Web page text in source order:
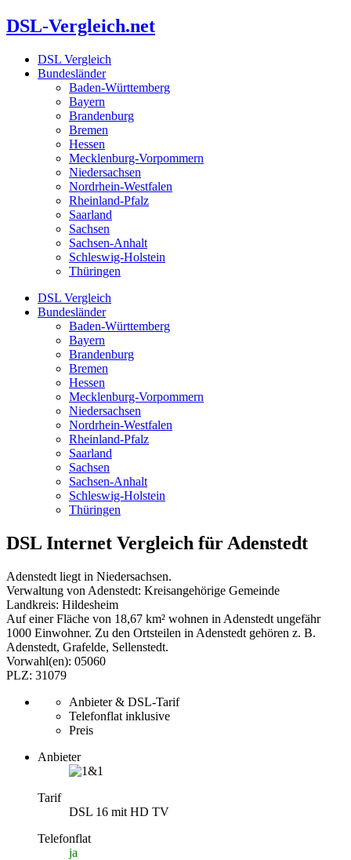
Zum
Inhalt
DSL-Vergleich.net
DSL Vergleich
Bundesländer
Baden-Württemberg
Bayern
Brandenburg
Bremen
Hessen
Mecklenburg-Vorpommern
Niedersachsen
Nordrhein-Westfalen
Rheinland-Pfalz
Saarland
Sachsen
Sachsen-Anhalt
Schleswig-Holstein
Thüringen
DSL Vergleich
Bundesländer
Baden-Württemberg
Bayern
Brandenburg
Bremen
Hessen
Mecklenburg-Vorpommern
Niedersachsen
Nordrhein-Westfalen
Rheinland-Pfalz
Saarland
Sachsen
Sachsen-Anhalt
Schleswig-Holstein
Thüringen
DSL Internet Vergleich für Adenstedt
Adenstedt liegt in Niedersachsen.
Verwaltung von Adenstedt: Kreisangehörige Gemeinde
Landkreis: Hildesheim
Auf einer Fläche von 18,67 km² wohnen in Adenstedt ungefähr
1000 Einwohner. Zu den Ortsteilen in Adenstedt gehören z. B.
Adenstedt, Grafelde, Sellenstedt.
Vorwahl(en): 05060
PLZ: 31079
Anbieter & DSL-Tarif
Telefonflat inklusive
Preis
Anbieter
Tarif
DSL 16 mit HD TV
Telefonflat
ja